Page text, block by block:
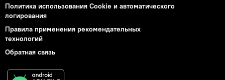
Политика использования Cookie и автоматического
логирования
Правила применения рекомендательных
технологий
Обратная связь